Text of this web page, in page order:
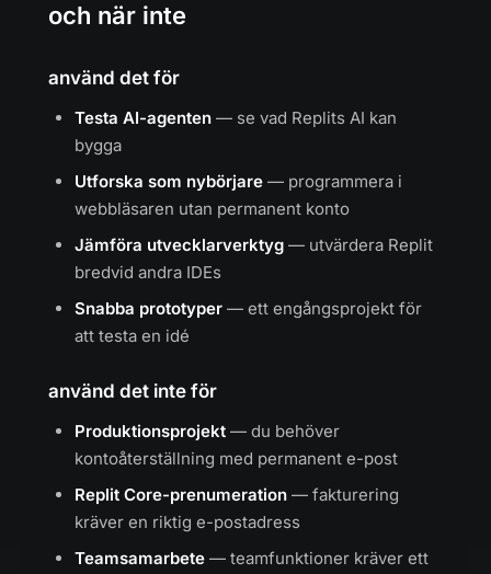
och när inte
använd det för
Testa AI-agenten — se vad Replits AI kan
bygga
Utforska som nybörjare — programmera i
webbläsaren utan permanent konto
Jämföra utvecklarverktyg — utvärdera Replit
bredvid andra IDEs
Snabba prototyper — ett engångsprojekt för
att testa en idé
använd det inte för
Produktionsprojekt — du behöver
kontoåterställning med permanent e-post
Replit Core-prenumeration — fakturering
kräver en riktig e-postadress
Teamsamarbete — teamfunktioner kräver ett